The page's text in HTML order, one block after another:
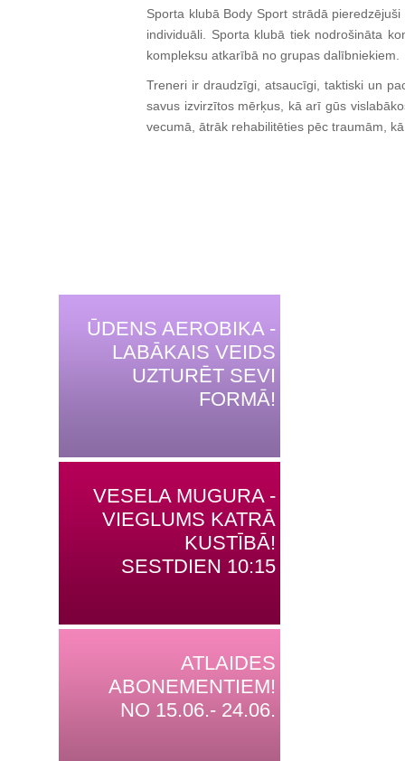
Sporta klubā Body Sport strādā
individuāli. Sporta klubā tiek nodrošināta
kompleksu atkarībā no grupas dalībniekiem.
Treneri ir draudzīgi, atsaucīgi, taktiski un
savus izvirzītos mērķus, kā arī gūs
vecumā, ātrāk rehabilitēties pēc traumām,
ŪDENS AEROBIKA -
LABĀKAIS VEIDS
UZTURĒT SEVI
FORMĀ!
VESELA MUGURA -
VIEGLUMS KATRĀ
KUSTĪBĀ!
SESTDIEN 10:15
ATLAIDES
ABONEMENTIEM!
NO 15.06.- 24.06.